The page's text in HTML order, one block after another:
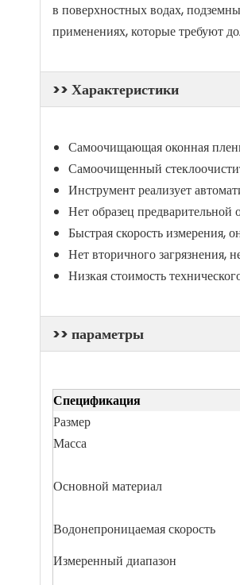
в поверхностных водах,
применениях, которые требуют
>> Характеристики
Самоочищающая оконная
Самоочищенный
Инструмент реализует
Нет образец предварительной
Быстрая скорость измерения,
Нет вторичного загрязнения,
Низкая стоимость
>> параметры
Спецификация
Размер
Масса
Основной материал
Водонепроницаемая скорость
Измеренный диапазон